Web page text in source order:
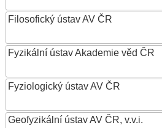
Filosofický ústav AV ČR
Fyzikální ústav Akademie věd ČR
Fyziologický ústav AV ČR
Geofyzikální ústav AV ČR, v.v.i.